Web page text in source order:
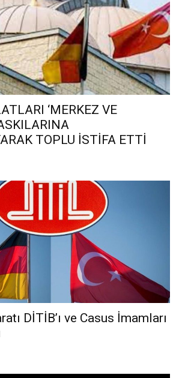
‘MERKEZ VE
TOPLU İSTİFA ETTİ
DİTİB’ı ve Casus İmamları